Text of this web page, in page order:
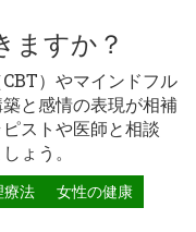
ますか？
）やマインドフル
と感情の表現が相補
ストや医師と相談
ょう。
療法
女性の健康